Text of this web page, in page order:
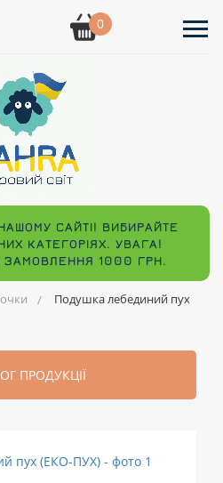
0
САЙТІ! ВИБИРАЙТЕ
КАТЕГОРІЯХ. УВАГА!
ЗАМОВЛЕННЯ 1000 ГРН.
Подушка лебединий пух
ПРОДУКЦІЇ